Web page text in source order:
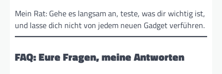
Mein Rat: Gehe es langsam an, teste, was dir wichtig ist,
und lasse dich nicht von jedem neuen Gadget verführen.
FAQ: Eure Fragen, meine Antworten